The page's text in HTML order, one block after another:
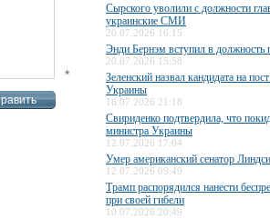
*
Сырского уволили с должности
украинские СМИ
20.07.2026 16:15
Энди Бернэм вступил в должность
20.07.2026 15:58
Зеленский назвал кандидата на
Украины
16.07.2026 21:18
Свириденко подтвердила, что
министра Украины
12.07.2026 17:04
Умер американский сенатор
12.07.2026 09:49
Трамп распорядился нанести
при своей гибели
10.07.2026 20:49